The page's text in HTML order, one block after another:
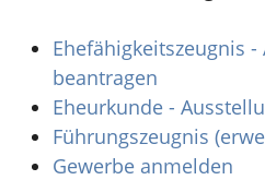
Ehefähigkeitszeugnis
beantragen
Eheurkunde -
Führungszeugnis
Gewerbe anmelden